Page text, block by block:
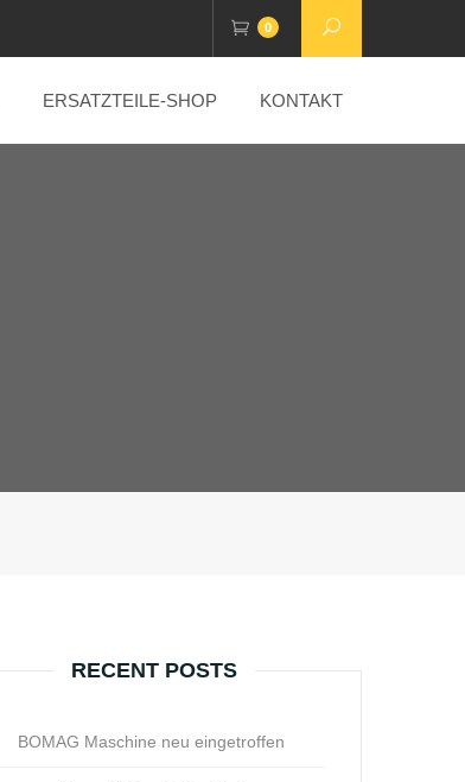
0
ERSATZTEILE-SHOP KONTAKT
RECENT POSTS
BOMAG Maschine neu eingetroffen